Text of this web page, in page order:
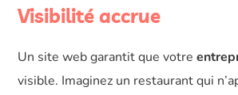
Visibilité accrue
Un site web garantit que votre
visible. Imaginez un restaurant qui